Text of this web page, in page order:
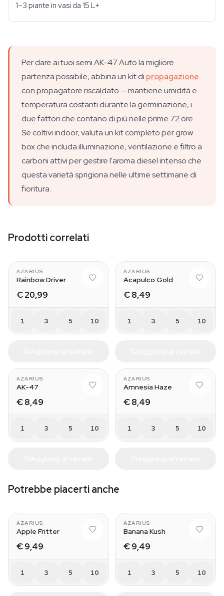
1–3 piante in vasi da 15 L+
Per dare ai tuoi semi AK-47 Auto la migliore
partenza possibile, abbina un kit di propagazione
con propagatore riscaldato — mantiene umidità e
temperatura costanti durante la germinazione, i
due fattori che contano di più nelle prime 72 ore.
Se coltivi indoor, valuta un kit completo per grow
box che includa illuminazione, ventilazione e filtro a
carboni attivi per gestire l'aroma diesel intenso che
questa varietà sprigiona nelle ultime settimane di
fioritura.
Prodotti correlati
AZARIUS
Rainbow Driver
€ 20,99
1 3 5 10
AZARIUS
Acapulco Gold
€ 8,49
1 3 5 10
AZARIUS
AK-47
€ 8,49
1 3 5 10
AZARIUS
Amnesia Haze
€ 8,49
1 3 5 10
Potrebbe piacerti anche
AZARIUS
Apple Fritter
€ 9,49
1 3 5 10
AZARIUS
Banana Kush
€ 9,49
1 3 5 10